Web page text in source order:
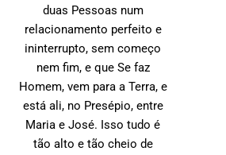
duas Pessoas num
relacionamento perfeito e
ininterrupto, sem começo
nem fim, e que Se faz
Homem, vem para a Terra, e
está ali, no Presépio, entre
Maria e José. Isso tudo é
tão alto e tão cheio de